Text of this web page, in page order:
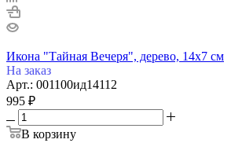
Икона "Тайная Вечеря", дерево, 14х7 см
На заказ
Арт.: 001100ид14112
995 ₽
В корзину